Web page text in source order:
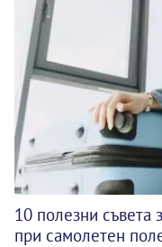
10 полезни съвета
при самолетен